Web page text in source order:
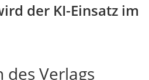
der KI-Einsatz im
des Verlags